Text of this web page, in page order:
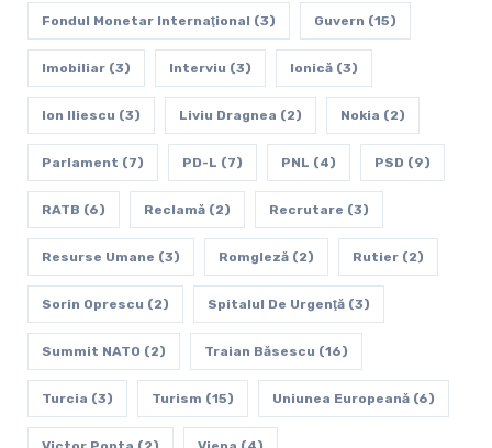
Fondul Monetar Internaţional (3) Guvern (15)
Imobiliar(3) Interviu (3) Ionică(3)
Ion Iliescu (3) Liviu Dragnea (2) Nokia (2)
Parlament (7) PD-L (7) PNL (4) PSD (9)
RATB (6) Reclamă(2) Recrutare (3)
Resurse Umane (3) Romgleză(2) Rutier(2)
Sorin Oprescu (2) Spitalul De Urgenţă(3)
Summit NATO (2) Traian Băsescu (16)
Turcia (3) Turism (15) Uniunea Europeană(6)